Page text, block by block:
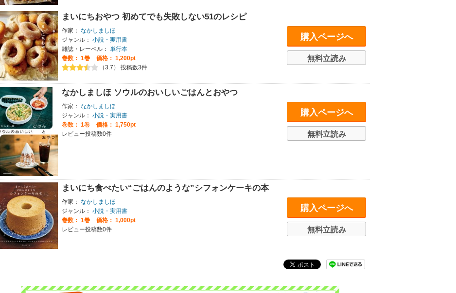
まいにちおやつ 初めてでも失敗しない51のレシピ
作家： なかしましほ
ジャンル： 小説・実用書
雑誌・レーベル： 単行本
巻数： 1巻
価格： 1,200pt
（3.7） 投稿数3件
購入ページへ
無料立読み
なかしましほ ソウルのおいしいごはんとおやつ
作家： なかしましほ
ジャンル： 小説・実用書
巻数： 1巻
価格： 1,750pt
レビュー投稿数0件
購入ページへ
無料立読み
まいにち食べたい“ごはんのような”シフォンケーキの本
作家： なかしましほ
ジャンル： 小説・実用書
巻数： 1巻
価格： 1,000pt
レビュー投稿数0件
購入ページへ
無料立読み